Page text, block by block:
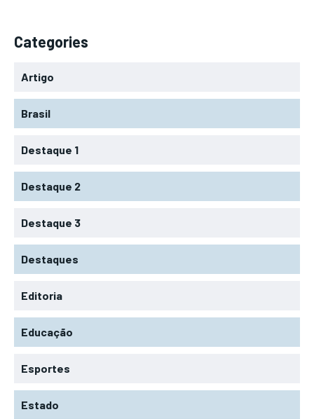
Categories
Artigo
Brasil
Destaque 1
Destaque 2
Destaque 3
Destaques
Editoria
Educação
Esportes
Estado